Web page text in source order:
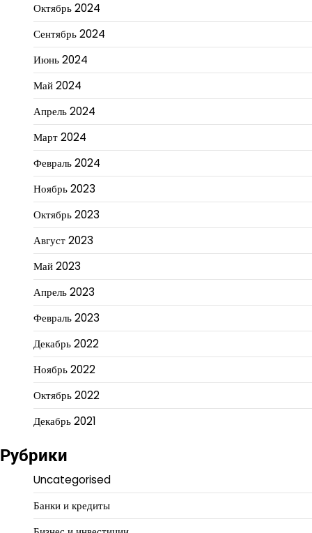
Октябрь 2024
Сентябрь 2024
Июнь 2024
Май 2024
Апрель 2024
Март 2024
Февраль 2024
Ноябрь 2023
Октябрь 2023
Август 2023
Май 2023
Апрель 2023
Февраль 2023
Декабрь 2022
Ноябрь 2022
Октябрь 2022
Декабрь 2021
Рубрики
Uncategorised
Банки и кредиты